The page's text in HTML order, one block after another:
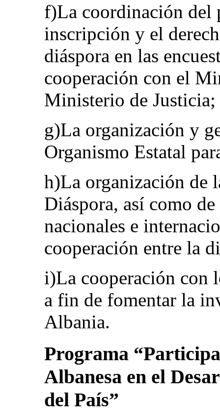
f)La coordinación del
inscripción y el
diáspora en las
cooperación con el
Ministerio de Justicia;
g)La organización y
Organismo Estatal
h)La organización de
Diáspora, así como
nacionales e
cooperación entre la
i)La cooperación con
a fin de fomentar la
Albania.
Programa
Albanesa en el
del País”